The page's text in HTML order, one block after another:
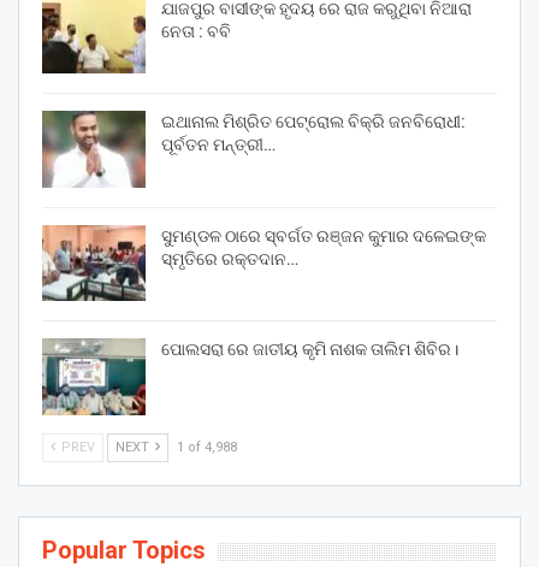
ଯାଜପୁର ବାସୀଙ୍କ ହୃଦୟ ରେ ରାଜ କରୁଥିବା ନିଆରା
ନେତା : ବବି
ଇଥାନାଲ ମିଶ୍ରିତ ପେଟ୍ରୋଲ ବିକ୍ରି ଜନବିରୋଧୀ:
ପୂର୍ବତନ ମନ୍ତ୍ରୀ…
ସୁମଣ୍ଡଳ ଠାରେ ସ୍ବର୍ଗତ ରଞ୍ଜନ କୁମାର ଦଳେଇଙ୍କ
ସ୍ମୃତିରେ ରକ୍ତଦାନ…
ପୋଲସରା ରେ ଜାତୀୟ କୃମି ନାଶକ ତାଲିମ ଶିବିର।
PREV NEXT 1 of 4,988
Popular Topics